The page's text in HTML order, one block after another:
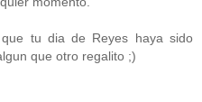
tu dia de Reyes haya sido
que otro regalito ;)